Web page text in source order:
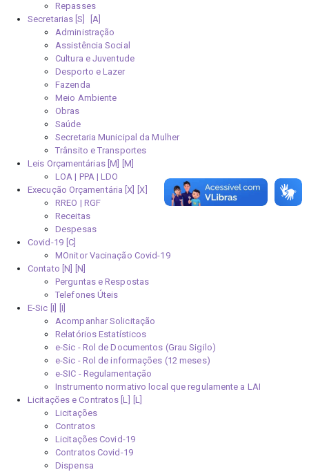
Repasses
Secretarias [S]
Administração
Assistência Social
Cultura e Juventude
Desporto e Lazer
Fazenda
Meio Ambiente
Obras
Saúde
Secretaria Municipal da Mulher
Trânsito e Transportes
Leis Orçamentárias [M]
LOA | PPA | LDO
Execução Orçamentária [X]
RREO | RGF
Receitas
Despesas
Covid-19
MOnitor Vacinação Covid-19
Contato [N]
Perguntas e Respostas
Telefones Úteis
E-Sic [I]
Acompanhar Solicitação
Relatórios Estatísticos
e-Sic - Rol de Documentos (Grau Sigilo)
e-Sic - Rol de informações (12 meses)
e-SIC - Regulamentação
Instrumento normativo local que regulamente a LAI
Licitações e Contratos [L]
Licitações
Contratos
Licitações Covid-19
Contratos Covid-19
Dispensa